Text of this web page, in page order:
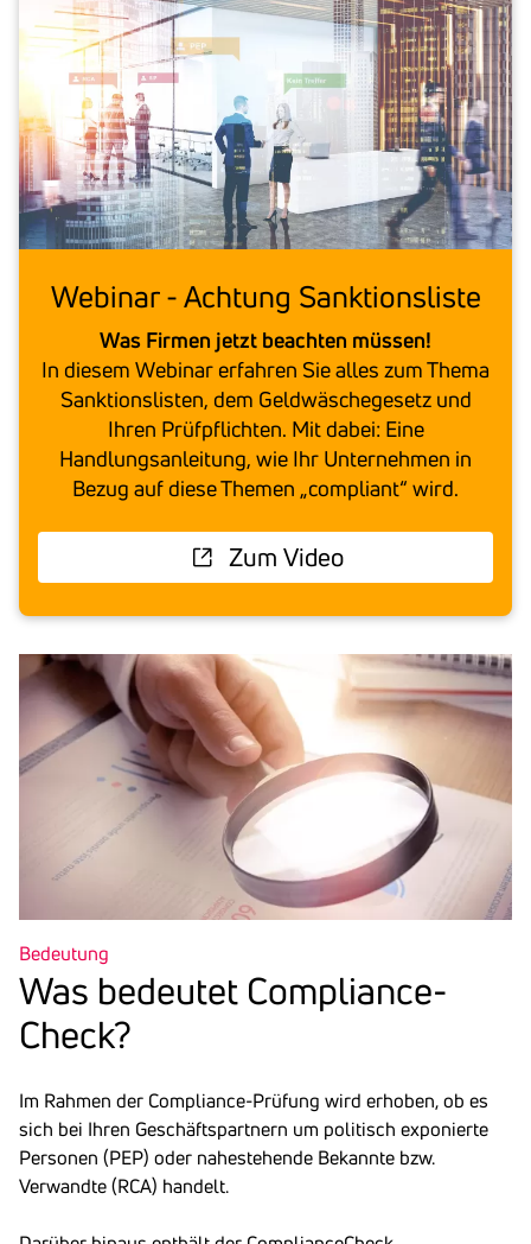
Webinar - Achtung Sank­ti­ons­liste
Was Firmen jetzt beachten müssen!
In diesem Webinar erfahren Sie alles zum Thema
Sanktionslisten, dem Geldwäschegesetz und
Ihren Prüfpflichten. Mit dabei: Eine
Handlungsanleitung, wie Ihr Unternehmen in
Bezug auf diese Themen „compliant“ wird.
Zum Video
Bedeutung
Was bedeutet Comp­li­ance­
Check?
Im Rahmen der Compliance-Prüfung wird erhoben, ob es
sich bei Ihren Geschäftspartnern um politisch exponierte
Personen (PEP) oder nahestehende Bekannte bzw.
Verwandte (RCA) handelt.